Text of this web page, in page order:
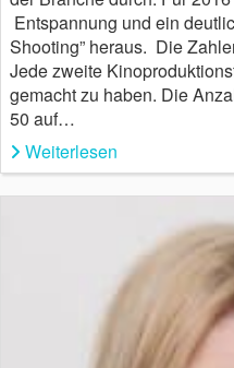
Entspannung und ein
Shooting” heraus. Die
Jede zweite
gemacht zu haben. Die
50 auf…
Weiterlesen